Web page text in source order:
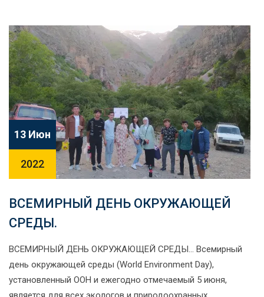
13 Июн
2022
ВСЕМИРНЫЙ ДЕНЬ ОКРУЖАЮЩЕЙ
СРЕДЫ.
ВСЕМИРНЫЙ ДЕНЬ ОКРУЖАЮЩЕЙ СРЕДЫ… Всемирный
день окружающей среды (World Environment Day),
установленный ООН и ежегодно отмечаемый 5 июня,